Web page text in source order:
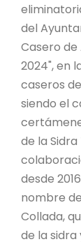
del
Casero de
2024", en
caseros
siendo el
de la
desde
nombre
Collada,
de la